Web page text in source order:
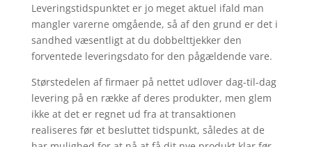
Leveringstidspunktet er jo meget aktuel ifald man
mangler varerne omgående, så af den grund er det i
sandhed væsentligt at du dobbelttjekker den
forventede leveringsdato for den pågældende vare.
Størstedelen af firmaer på nettet udlover dag-til-dag
levering på en række af deres produkter, men glem
ikke at det er regnet ud fra at transaktionen
realiseres før et besluttet tidspunkt, således at de